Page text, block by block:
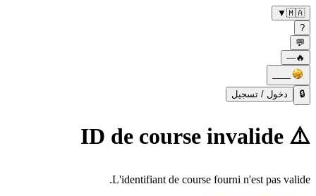
🇲🇦
▼
?
💬
🔥
—
——
🔒
دخول / تسجيل
⚠️ ID de course invalide
L'identifiant de course fourni n'est pas valide.